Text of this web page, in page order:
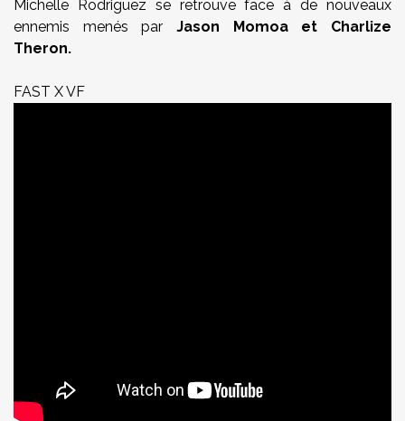
Michelle Rodriguez se retrouve face à de nouveaux
ennemis menés par Jason Momoa et Charlize
Theron.
FAST X VF